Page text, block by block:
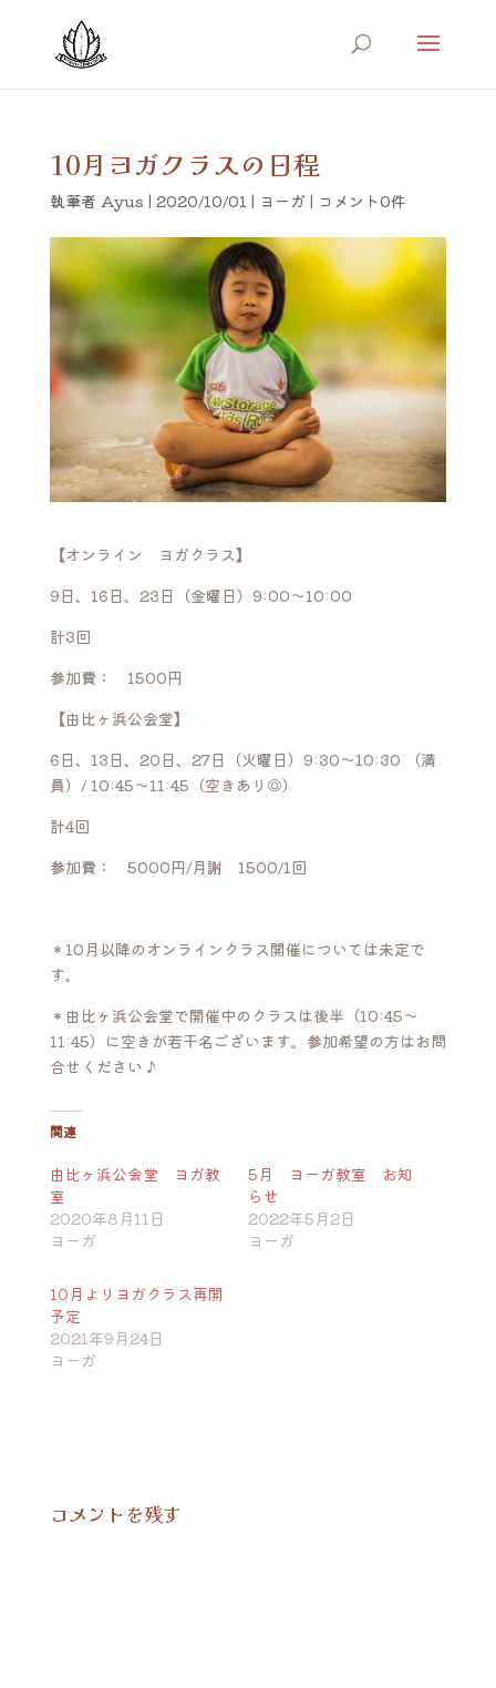
10月ヨガクラスの日程
執筆者 Ayus | 2020/10/01 | ヨーガ | コメント0件
【オンライン ヨガクラス】
9日、16日、23日（金曜日）9:00〜10:00
計3回
参加費： 1500円
【由比ヶ浜公会堂】
6日、13日、20日、27日（火曜日）9:30〜10:30 （満
員）/ 10:45〜11:45（空きあり◎）
計4回
参加費： 5000円/月謝 1500/1回
＊10月以降のオンラインクラス開催については未定で
す。
＊由比ヶ浜公会堂で開催中のクラスは後半（10:45〜
11:45）に空きが若干名ございます。参加希望の方はお問
合せください♪
関連
由比ヶ浜公会堂 ヨガ教
室
2020年8月11日
ヨーガ
5月 ヨーガ教室 お知
らせ
2022年5月2日
ヨーガ
10月よりヨガクラス再開
予定
2021年9月24日
ヨーガ
コメントを残す